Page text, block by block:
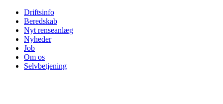
Driftsinfo
Beredskab
Nyt renseanlæg
Nyheder
Job
Om os
Selvbetjening